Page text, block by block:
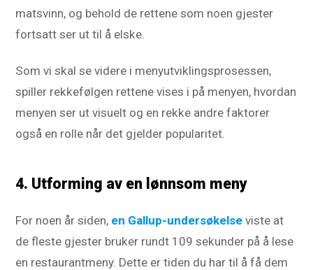
matsvinn, og behold de rettene som noen gjester
fortsatt ser ut til å elske.
Som vi skal se videre i menyutviklingsprosessen,
spiller rekkefølgen rettene vises i på menyen, hvordan
menyen ser ut visuelt og en rekke andre faktorer
også en rolle når det gjelder popularitet.
4. Utforming av en lønnsom meny
For noen år siden, en Gallup-undersøkelseviste at
de fleste gjester bruker rundt 109 sekunder på å lese
en restaurantmeny. Dette er tiden du har til å få dem